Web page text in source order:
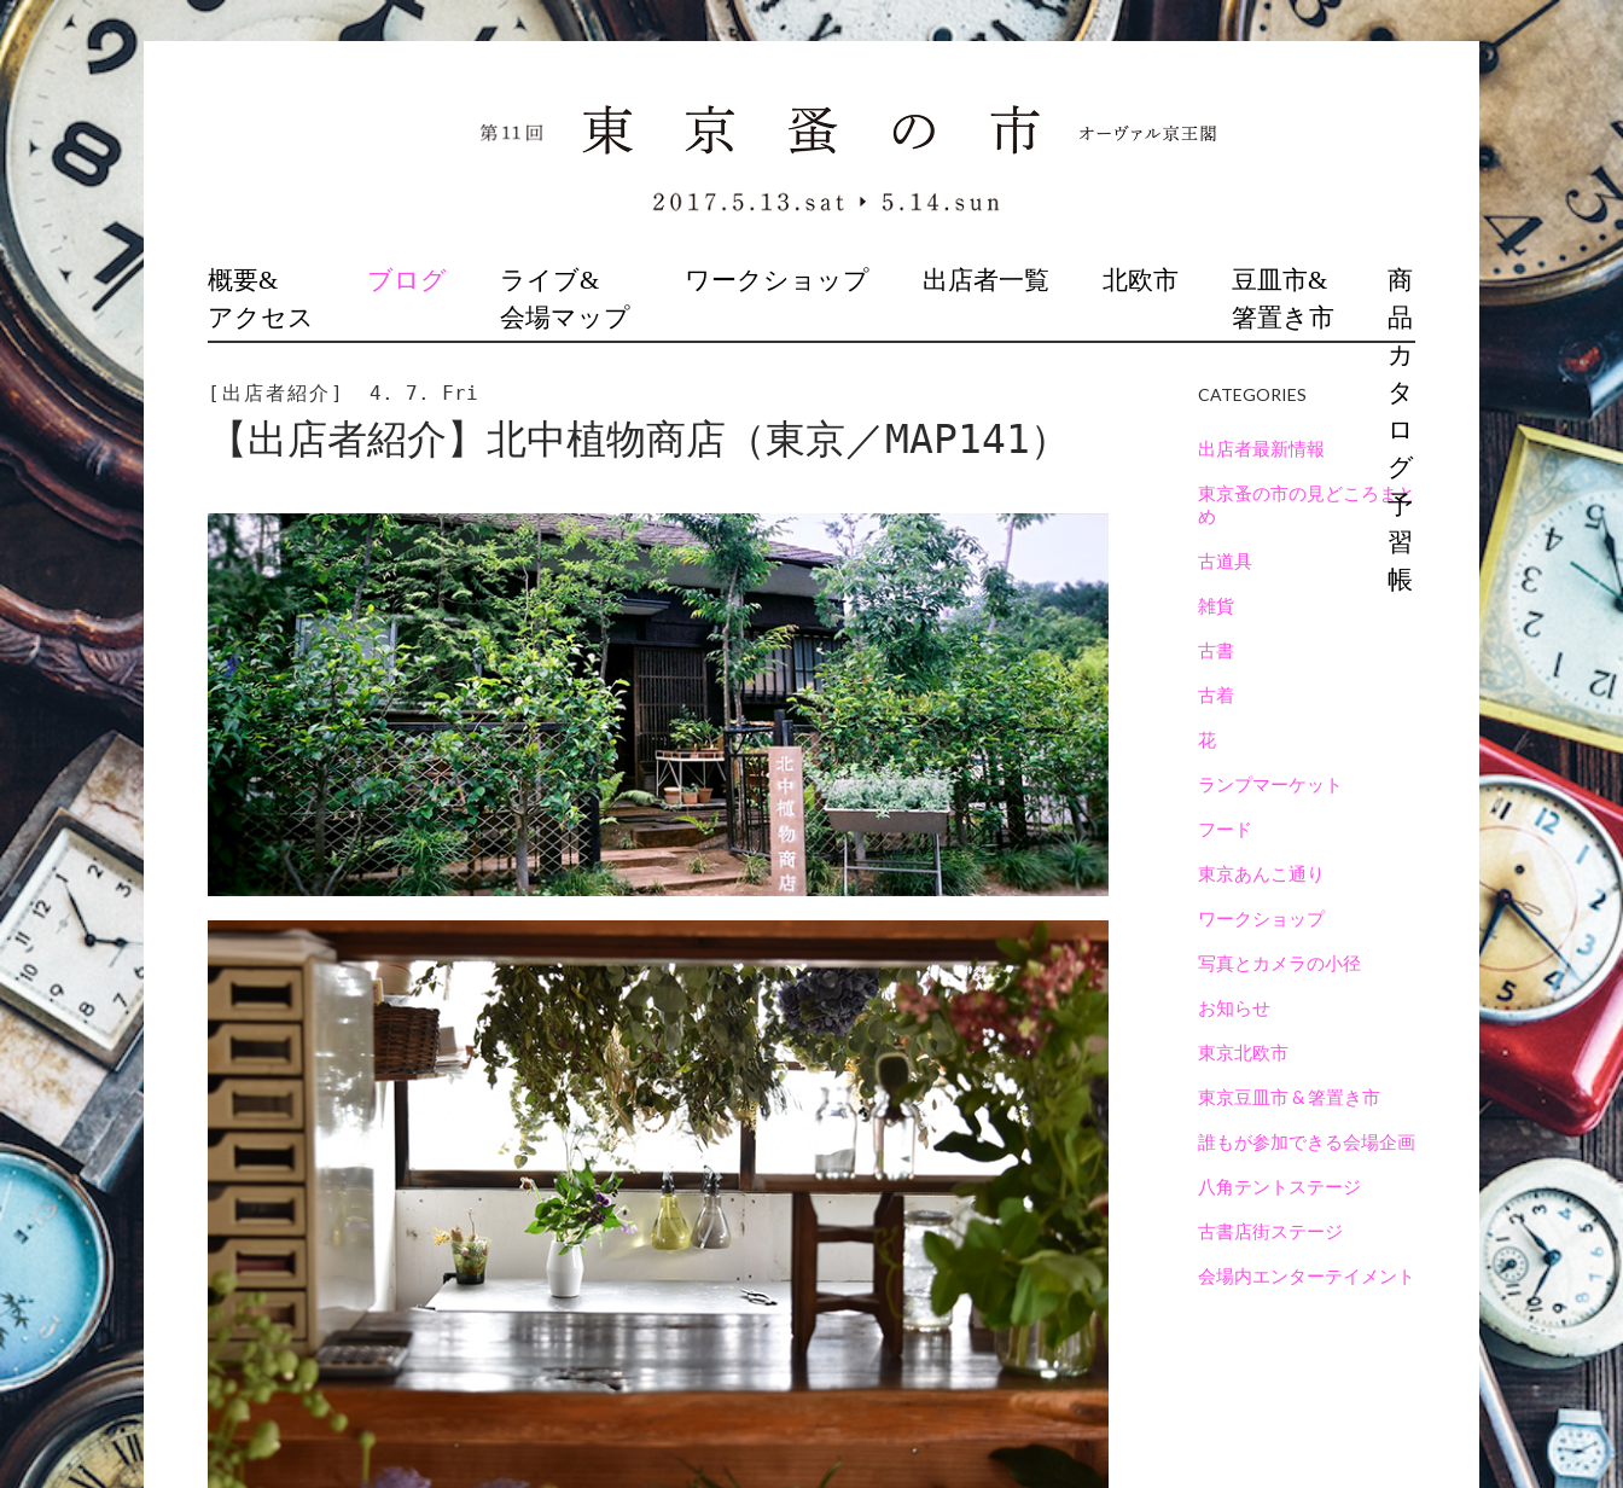
SKIP
TO
CONTENT
概要&
アクセス
ブログ
ライブ&
会場マップ
ワークショップ 出店者一覧 北欧市
豆皿市&
箸置き市
商
品
カ
タ
ロ
グ
予
習
帳
[出店者紹介] 4. 7. Fri
【出店者紹介】北中植物商店（東京／MAP141）
CATEGORIES
出店者最新情報
東京蚤の市の見どころまと
め
古道具
雑貨
古書
古着
花
ランプマーケット
フード
東京あんこ通り
ワークショップ
写真とカメラの小径
お知らせ
東京北欧市
東京豆皿市 & 箸置き市
誰もが参加できる会場企画
八角テントステージ
古書店街ステージ
会場内エンターテイメント